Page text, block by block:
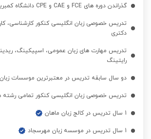
گذراندن دوره های FCE و CAE و CPE دانشگاه کمبریج
تدریس خصوصی زبان انگلیسی کنکور کارشناسی،
دکتری
تدریس مهارت های زبان عمومی، اسپیکینگ،
رایتینگ
دو سال سابقه تدریس در معتبرترین موسسات
تدریس خصوصی زبان انگلیسی کنکور تمامی
1 سال تدریس در کالج زبان ماهان
1 سال تدریس در موسسه زبان مهرسجاد